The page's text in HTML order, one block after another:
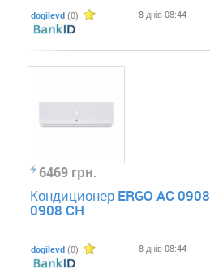
dogilevd (0) 8 днів 08:44
6469 грн.
Кондиционер ERGO AC
0908 CH
dogilevd (0) 8 днів 08:44